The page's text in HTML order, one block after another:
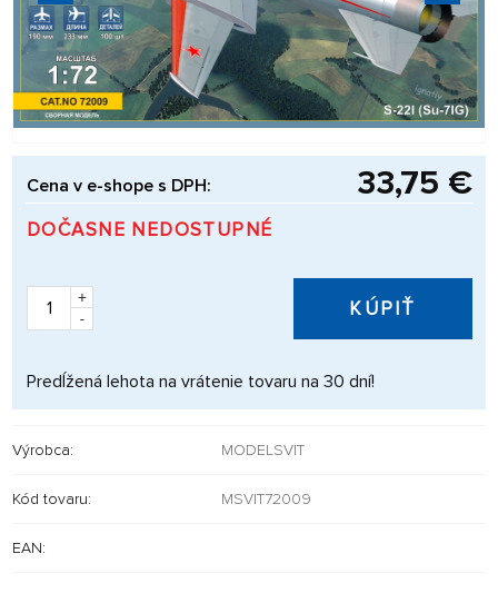
Cena v e-shope s DPH: 33,75 €
DOČASNE NEDOSTUPNÉ
+
-
KÚPIŤ
Predĺžená lehota na vrátenie tovaru na 30 dní!
Výrobca: MODELSVIT
Kód tovaru: MSVIT72009
EAN: